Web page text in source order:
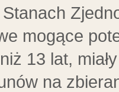
mogące
13 lat,
na